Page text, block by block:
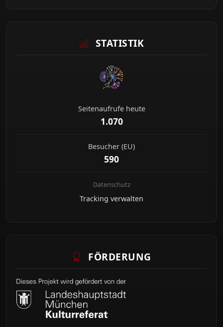
STATISTIK
Seitenaufrufe heute
1.070
Besucher (EU)
590
Datenschutz
Tracking verwalten
FÖRDERUNG